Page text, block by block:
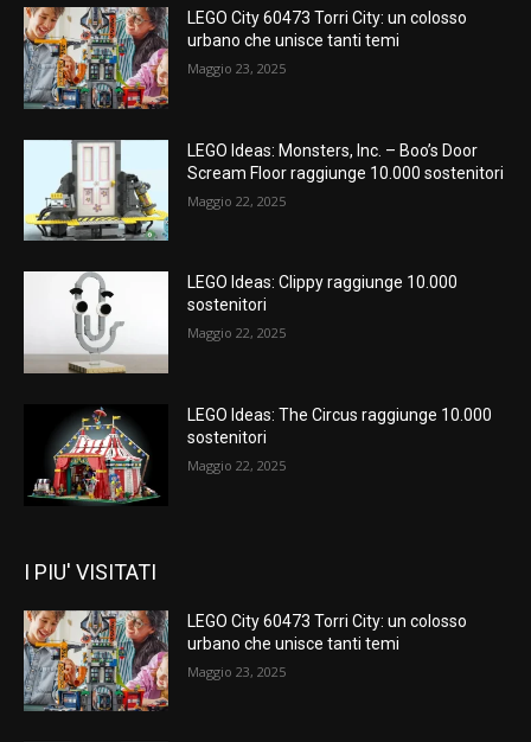
LEGO City 60473 Torri City: un colosso
urbano che unisce tanti temi
Maggio 23, 2025
LEGO Ideas: Monsters, Inc. – Boo’s Door
Scream Floor raggiunge 10.000 sostenitori
Maggio 22, 2025
LEGO Ideas: Clippy raggiunge 10.000
sostenitori
Maggio 22, 2025
LEGO Ideas: The Circus raggiunge 10.000
sostenitori
Maggio 22, 2025
I PIU' VISITATI
LEGO City 60473 Torri City: un colosso
urbano che unisce tanti temi
Maggio 23, 2025